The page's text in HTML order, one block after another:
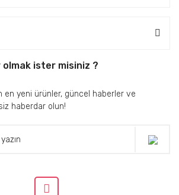
olmak ister misiniz ?
en yeni ürünler, güncel haberler ve
haberdar olun!